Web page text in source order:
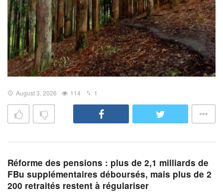
August 3, 2026 114 1
Réforme des pensions : plus de 2,1 milliards de
FBu supplémentaires déboursés, mais plus de 2
200 retraités restent à régulariser